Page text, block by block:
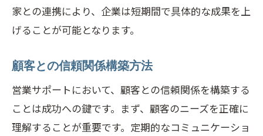
家との連携により、企業は短期間で具体的な成果を上
げることが可能となります。
顧客との信頼関係構築方法
営業サポートにおいて、顧客との信頼関係を構築する
ことは成功への鍵です。まず、顧客のニーズを正確に
理解することが重要です。定期的なコミュニケーショ